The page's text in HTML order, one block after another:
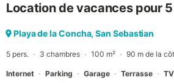
Location de vacances pour
Playa de la Concha, San Sebastian
5 pers. 3 chambres 100 m² 90 m de la
Internet Parking Garage Terrasse TV